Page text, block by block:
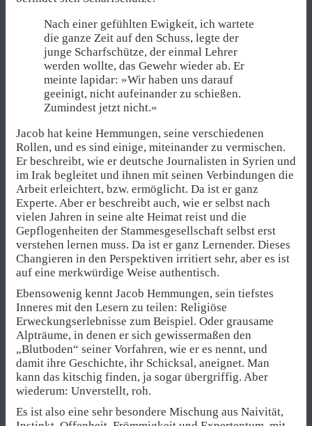
Nach einer gefühlten Ewigkeit, ich wartete
die ganze Zeit auf den Schuss, legte der
junge Scharfschütze, der einmal Lehrer
werden wollte, das Gewehr wieder ab. Er
meinte lapidar: »Wir haben uns darauf
geeinigt, nicht aufeinander zu schießen.
Zumindest jetzt nicht.«
Jacob hat keine Hemmungen, seine verschiedenen
Rollen, und es sind einige, miteinander zu vermischen.
Er beschreibt, wie er deutsche Journalisten in Syrien und
im Irak begleitet und ihnen mit seinen Verbindungen die
Arbeit erleichtert, bzw. ermöglicht. Da ist er ganz
Experte. Aber er beschreibt auch, wie er selbst nach
vielen Jahren in seine alte Heimat reist und die
Gepflogenheiten der Stammesgesellschaft selbst erst
verstehen lernen muss. Da ist er ganz Lernender. Dieses
Changieren in den Perspektiven irritiert sehr, aber es ist
auf eine merkwürdige Weise authentisch.
Ebensowenig kennt Jacob Hemmungen, sein tiefstes
Inneres mit den Lesern zu teilen: Religiöse
Erweckungserlebnisse zum Beispiel. Oder grausame
Alpträume, in denen er sich gewissermaßen den
„Blutboden“ seiner Vorfahren, wie er es nennt, und
damit ihre Geschichte, ihr Schicksal, aneignet. Man
kann das kitschig finden, ja sogar übergriffig. Aber
wiederum: Unverstellt, roh.
Es ist also eine sehr besondere Mischung aus Naivität,